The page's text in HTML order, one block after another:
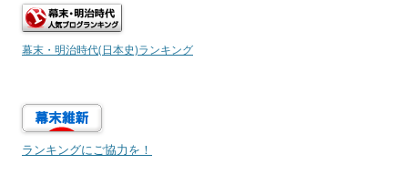
幕末・明治時代(日本史)ランキング
ランキングにご協力を！